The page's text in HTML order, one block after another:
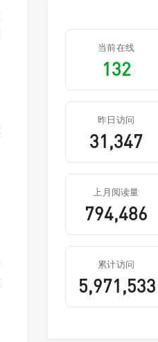
当前在线
132
昨日访问
31,347
上月阅读量
794,486
累计访问
5,971,533